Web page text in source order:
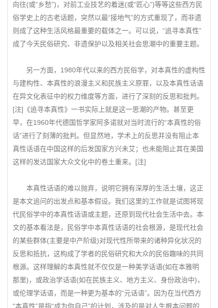
向往(或“乡愁”)，对前工业技艺的着迷(或“匠心”)等等这些西方民
俗学史上的古老话题，突然以最“接地气”的方式重现了，而非遗
则成了这种生活风格最重要的载体之一。可以说，“追寻本真性”
成了今天民俗研究、非遗保护以及相关社会思潮中的重要主题。
另一方面，1980年代以来的西方民俗学，对本真性的虚构性
与建构性、本真性的浪漫主义和民族主义原罪，以及本真性话语
在异文化表征中的权力维度等方面，进行了深刻的反思和批判。
[注]《追寻本真性》一书实际上就是这一思潮的产物。甚至更
早，在1960年代德国哲学家阿多诺就对当时流行的“本真性的俗
话”进行了刻薄的批判。但显然地，学术上的反思并没有阻止本
真性话语在中国这样的后发国家方兴未艾；也未能阻止其在美国
这样的发达国家大众文化中的卷土重来。[注]
本真性话语的难以抛弃，说明它拥有深厚的生活土壤，这正
是本文追问的出发点和基本假设。我们这里的工作就是试图将现
代民俗学中的本真性话语或主题，还原到现代社会生活中去。本
文的基本看法是，民俗学中本真性话语的社会根源，是现代社会
的某些群体(主要是中产阶级)对现代性所带来的诸种异化状况的
反思和抵抗，这构成了学者的民俗研究和大众的民俗趣味的共同
根源。这样理解的本真性就不仅仅是一种美学话语(如在本雅明
那里)，或政治学话语(如在民族主义、地方主义、身份政治中)，
或伦理学话语，而是一种更为基本的“元话语”。因为在当代西方
“本真性”是指“成为你自己”的计划，涉及的是对人生根本问题的